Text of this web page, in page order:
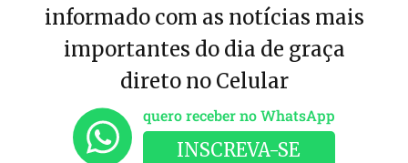
informado com as notícias mais
importantes do dia de graça
direto no Celular
quero receber no WhatsApp
INSCREVA-SE